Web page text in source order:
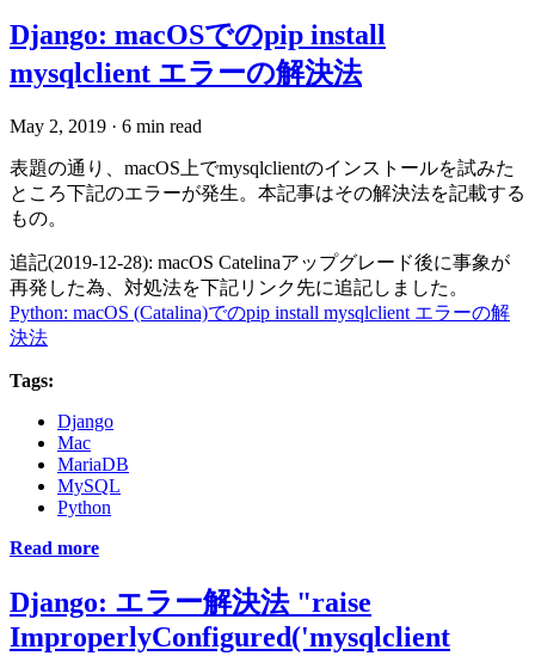
Django: macOSでのpip install
mysqlclient エラーの解決法
May 2, 2019 · 6 min read
表題の通り、macOS上でmysqlclientのインストールを試みた
ところ下記のエラーが発生。本記事はその解決法を記載する
もの。
追記(2019-12-28): macOS Catelinaアップグレード後に事象が
再発した為、対処法を下記リンク先に追記しました。
Python: macOS (Catalina)でのpip install mysqlclient エラーの解
決法
Tags:
Django
Mac
MariaDB
MySQL
Python
Read more
Django: エラー解決法 "raise
ImproperlyConfigured('mysqlclient